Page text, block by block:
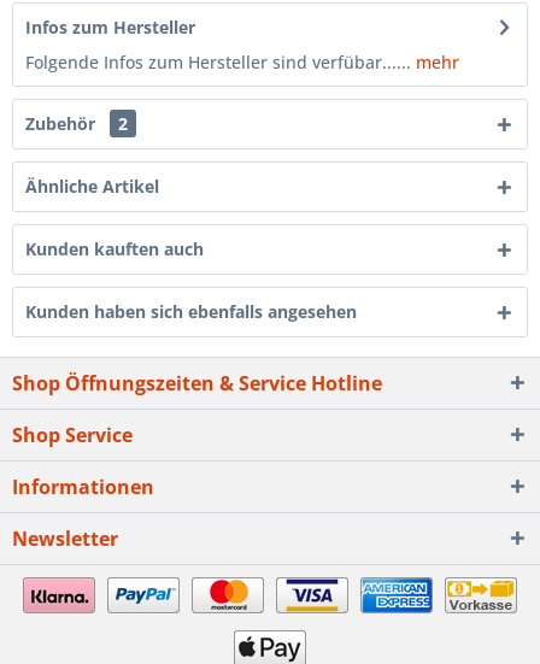
Infos zum Hersteller
Folgende Infos zum Hersteller sind verfübar...... mehr
Zubehör 2
Ähnliche Artikel
Kunden kauften auch
Kunden haben sich ebenfalls angesehen
Shop Öffnungszeiten & Service Hotline
Shop Service
Informationen
Newsletter